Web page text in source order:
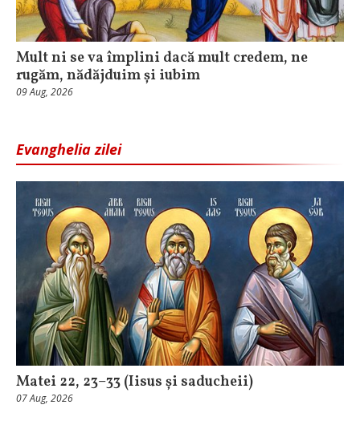
Mult ni se va împlini dacă mult credem, ne
rugăm, nădăjduim și iubim
09 Aug, 2026
Evanghelia zilei
Matei 22, 23–33 (Iisus și saducheii)
07 Aug, 2026